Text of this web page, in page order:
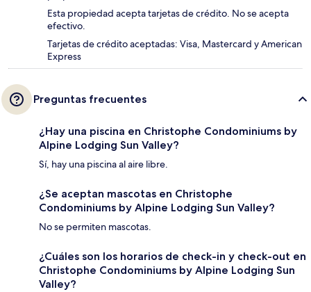
Esta propiedad acepta tarjetas de crédito. No se acepta
efectivo.
Tarjetas de crédito aceptadas: Visa, Mastercard y American
Express
Preguntas frecuentes
¿Hay una piscina en Christophe Condominiums by
Alpine Lodging Sun Valley?
Sí, hay una piscina al aire libre.
¿Se aceptan mascotas en Christophe
Condominiums by Alpine Lodging Sun Valley?
No se permiten mascotas.
¿Cuáles son los horarios de check-in y check-out en
Christophe Condominiums by Alpine Lodging Sun
Valley?